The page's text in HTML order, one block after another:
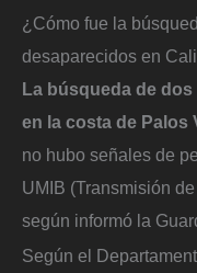
¿Cómo fue la
desaparecidos en
La búsqueda de
en la costa de Palos
no hubo señales de
UMIB (Transmisión
según informó la
Según el